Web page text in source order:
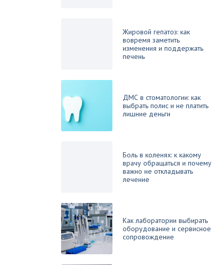
Жировой гепатоз: как
вовремя заметить
изменения и поддержать
печень
ДМС в стоматологии: как
выбрать полис и не платить
лишние деньги
Боль в коленях: к какому
врачу обращаться и почему
важно не откладывать
лечение
Как лаборатории выбирать
оборудование и сервисное
сопровождение